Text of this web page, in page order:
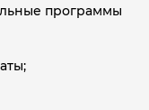
программы